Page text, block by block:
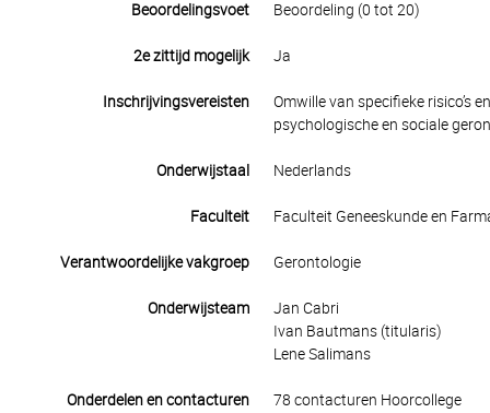
Beoordelingsvoet Beoordeling (0 tot 20)
2e zittijd mogelijk Ja
Inschrijvingsvereisten
Omwille van specifieke risico’s
psychologische en sociale
Onderwijstaal Nederlands
Faculteit Faculteit Geneeskunde en
Verantwoordelijke vakgroep Gerontologie
Onderwijsteam
Jan Cabri
Ivan Bautmans (titularis)
Lene Salimans
Onderdelen en contacturen
78 contacturen Hoorcollege